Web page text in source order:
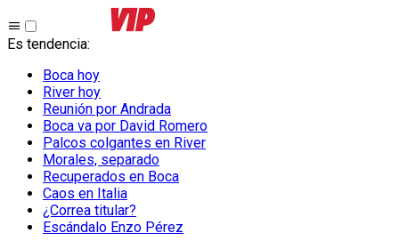
Es tendencia:
Boca hoy
River hoy
Reunión por Andrada
Boca va por David Romero
Palcos colgantes en River
Morales, separado
Recuperados en Boca
Caos en Italia
¿Correa titular?
Escándalo Enzo Pérez